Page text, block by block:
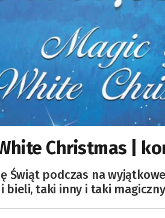
Christmas |
Świąt podczas na
i bieli, taki inny i taki